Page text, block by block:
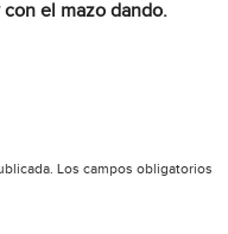
el mazo dando.
Los campos obligatorios